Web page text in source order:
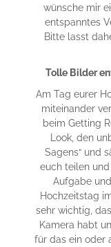
wünsche mir
entspanntes
Bitte lasst
Tolle Bilder
Am Tag eurer
miteinander
beim Getting
Look, den
Sagens“ und
euch teilen
Aufgabe
Hochzeitstag
sehr wichtig,
Kamera habt
für das ein oder